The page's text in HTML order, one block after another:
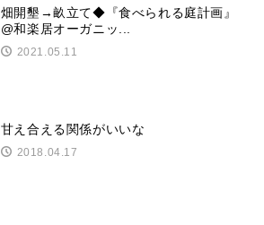
畑開墾→畝立て◆『食べられる庭計画』
@和楽居オーガニッ...
2021.05.11
甘え合える関係がいいな
2018.04.17